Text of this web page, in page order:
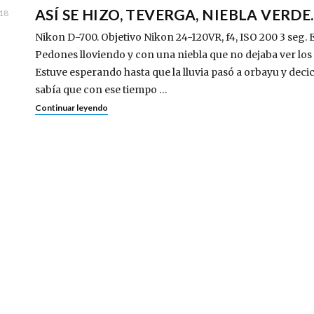
ASÍ SE HIZO, TEVERGA, NIEBLA VERDE.
Nikon D-700. Objetivo Nikon 24-120VR, f4, ISO 200 3 seg.
Pedones lloviendo y con una niebla que no dejaba ver
Estuve esperando hasta que la lluvia pasó a orbayu y
sabía que con ese tiempo …
Continuar leyendo